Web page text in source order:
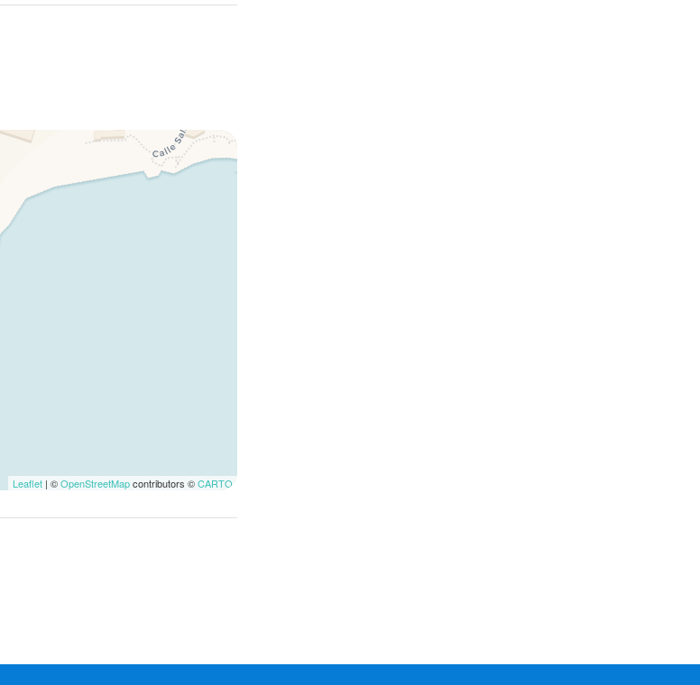
Leaflet | ©OpenStreetMapcontributors ©CARTO